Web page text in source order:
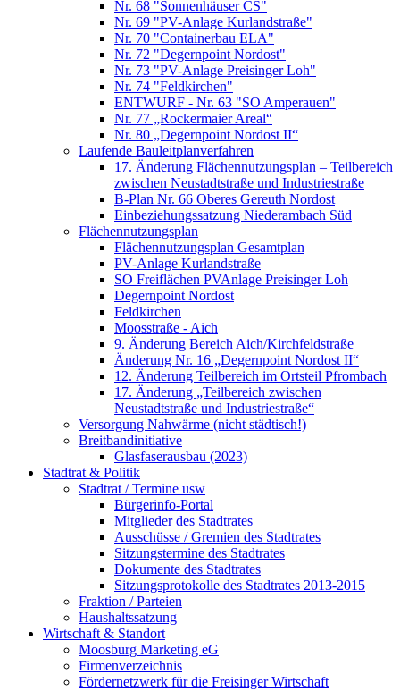
Nr. 68 "Sonnenhäuser CS"
Nr. 69 "PV-Anlage Kurlandstraße"
Nr. 70 "Containerbau ELA"
Nr. 72 "Degernpoint Nordost"
Nr. 73 "PV-Anlage Preisinger Loh"
Nr. 74 "Feldkirchen"
ENTWURF - Nr. 63 "SO Amperauen"
Nr. 77 „Rockermaier Areal“
Nr. 80 „Degernpoint Nordost II“
Laufende Bauleitplanverfahren
17. Änderung Flächennutzungsplan – Teilbereich
zwischen Neustadtstraße und Industriestraße
B-Plan Nr. 66 Oberes Gereuth Nordost
Einbeziehungssatzung Niederambach Süd
Flächennutzungsplan
Flächennutzungsplan Gesamtplan
PV-Anlage Kurlandstraße
SO Freiflächen PV­Anlage Preisinger Loh
Degernpoint Nordost
Feldkirchen
Moosstraße - Aich
9. Änderung Bereich Aich/Kirchfeldstraße
Änderung Nr. 16 „Degernpoint Nordost II“
12. Änderung Teilbereich im Ortsteil Pfrombach
17. Änderung „Teilbereich zwischen
Neustadtstraße und Industriestraße“
Versorgung Nahwärme (nicht städtisch!)
Breitbandinitiative
Glasfaserausbau (2023)
Stadtrat & Politik
Stadtrat / Termine usw
Bürgerinfo-Portal
Mitglieder des Stadtrates
Ausschüsse / Gremien des Stadtrates
Sitzungstermine des Stadtrates
Dokumente des Stadtrates
Sitzungsprotokolle des Stadtrates 2013-2015
Fraktion / Parteien
Haushaltssatzung
Wirtschaft & Standort
Moosburg Marketing eG
Firmenverzeichnis
Fördernetzwerk für die Freisinger Wirtschaft